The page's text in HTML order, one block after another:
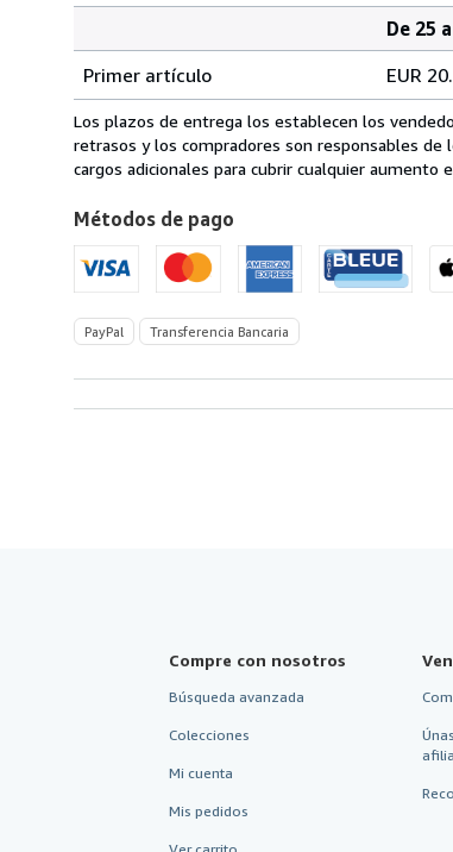
de
envío
de
Italia
Estados
Unidos
de
America
pedido
De 25
Primer artículo
EUR
Los plazos de entrega los establecen los
retrasos y los compradores son responsables de
cargos adicionales para cubrir cualquier aumento
Métodos de pago
PayPal Transferencia Bancaria
Compre con nosotros
Búsqueda avanzada
Colecciones
Mi cuenta
Mis pedidos